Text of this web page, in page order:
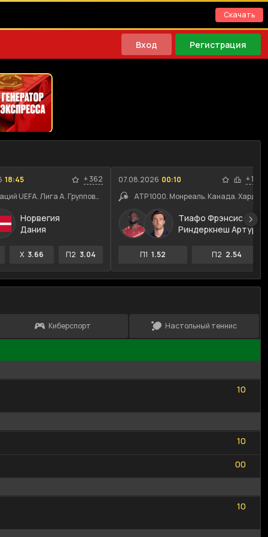
Скачать
Вход Регистрация
18:45 +362
Лига наций UEFA. Лига A. Групповой этап
Норвегия
Дания
X 3.66 П2 3.04
07.08.2026 00:10 +118
ATP 1000. Монреаль. Канада. Хард
Тиафо Фрэнсис
Риндеркнеш Артур
П1 1.52 П2 2.54
Киберспорт Настольный теннис
1
1
0
0
1
1
0
0
00
1
1
0
0